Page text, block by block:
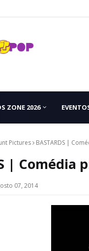
ZONE 2026
Pictures BASTARDS |
| Comédia
07, 2014